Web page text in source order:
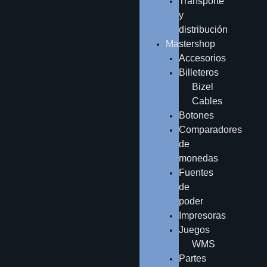
y
distribución
Mastershop
Accesorios
Billeteros
Bizel
Cables
Botones
Comparadores
de
monedas
Fuentes
de
poder
Impresoras
Juegos
WMS
Partes